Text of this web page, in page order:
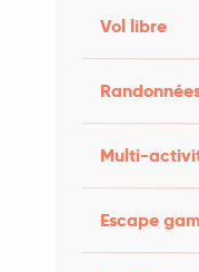
Vol libre
Multi-
Escape